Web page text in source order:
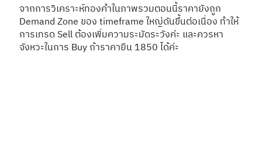
จากการวิเคราะห์ทองคำในภาพรวมตอนนี้ราคายังถูก
Demand Zone ของ timeframe ใหญ่ดันขึ้นต่อเนื่อง ทำให้
การเทรด Sell ต้องเพิ่มความระมัดระวังค่ะ และควรหา
จังหวะในการ Buy ถ้าราคายืน 1850 ได้ค่ะ